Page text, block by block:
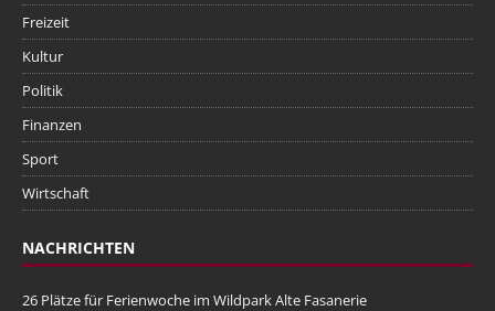
Freizeit
Kultur
Politik
Finanzen
Sport
Wirtschaft
NACHRICHTEN
26 Plätze für Ferienwoche im Wildpark Alte Fasanerie